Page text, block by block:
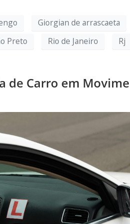
Giorgian de arrascaeta
Preto Rio de Janeiro Rj
Carro em